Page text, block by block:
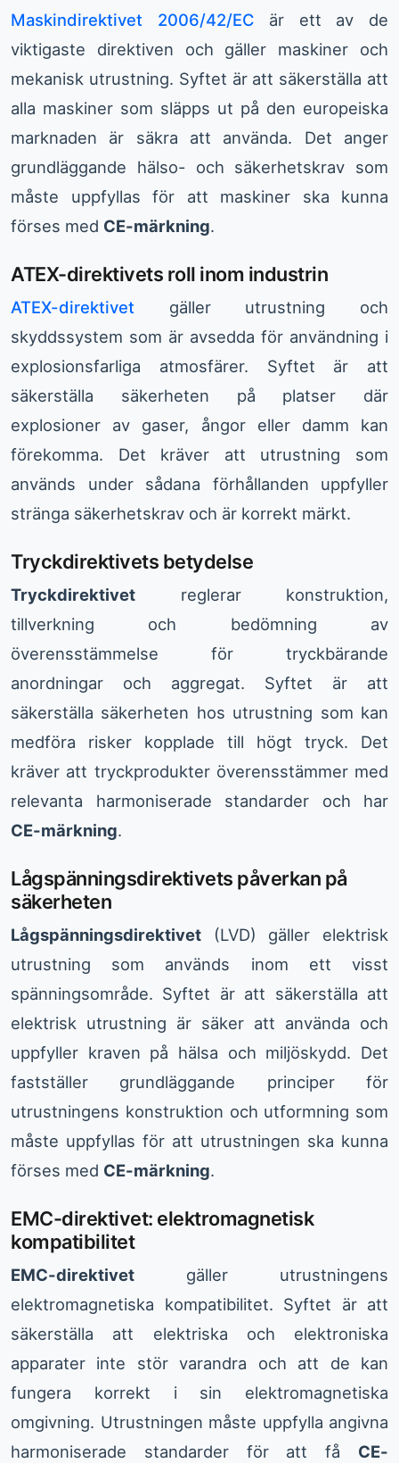
Maskindirektivet 2006/42/EC är ett av de
viktigaste direktiven och gäller maskiner och
mekanisk utrustning. Syftet är att säkerställa att
alla maskiner som släpps ut på den europeiska
marknaden är säkra att använda. Det anger
grundläggande hälso- och säkerhetskrav som
måste uppfyllas för att maskiner ska kunna
förses med CE-märkning.
ATEX-direktivets roll inom industrin
ATEX-direktivet gäller utrustning och
skyddssystem som är avsedda för användning i
explosionsfarliga atmosfärer. Syftet är att
säkerställa säkerheten på platser där
explosioner av gaser, ångor eller damm kan
förekomma. Det kräver att utrustning som
används under sådana förhållanden uppfyller
stränga säkerhetskrav och är korrekt märkt.
Tryckdirektivets betydelse
Tryckdirektivet reglerar konstruktion,
tillverkning och bedömning av
överensstämmelse för tryckbärande
anordningar och aggregat. Syftet är att
säkerställa säkerheten hos utrustning som kan
medföra risker kopplade till högt tryck. Det
kräver att tryckprodukter överensstämmer med
relevanta harmoniserade standarder och har
CE-märkning.
Lågspänningsdirektivets påverkan på
säkerheten
Lågspänningsdirektivet (LVD) gäller elektrisk
utrustning som används inom ett visst
spänningsområde. Syftet är att säkerställa att
elektrisk utrustning är säker att använda och
uppfyller kraven på hälsa och miljöskydd. Det
fastställer grundläggande principer för
utrustningens konstruktion och utformning som
måste uppfyllas för att utrustningen ska kunna
förses med CE-märkning.
EMC-direktivet: elektromagnetisk
kompatibilitet
EMC-direktivet gäller utrustningens
elektromagnetiska kompatibilitet. Syftet är att
säkerställa att elektriska och elektroniska
apparater inte stör varandra och att de kan
fungera korrekt i sin elektromagnetiska
omgivning. Utrustningen måste uppfylla angivna
harmoniserade standarder för att få CE-